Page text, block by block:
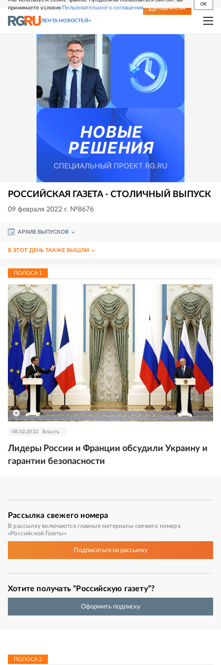
принимаете условия Пользовательского соглашения
OK
СВЕЖИЙ НОМЕР ПОДПИСКА
ЛЕНТА НОВОСТЕЙ
РОССИЙСКАЯ ГАЗЕТА - СТОЛИЧНЫЙ ВЫПУСК
09 февраля 2022 г. №8676
АРХИВ ВЫПУСКОВ
В ЭТОТ ДЕНЬ ТАКЖЕ ВЫШЛИ
ПОЛОСА 1
08.02.2022 Власть
Лидеры России и Франции обсудили Украину и
гарантии безопасности
Рассылка свежего номера
В рассылку включаются главные материалы свежего номера
«Российской Газеты»
Подписатьсяна рассылку
Хотите получать “Российскую газету”?
Оформить подписку
ПОЛОСА2